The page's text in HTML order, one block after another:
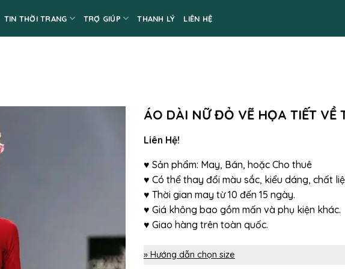
TIN THỜI TRANG TRỢ GIÚP THANH LÝ LIÊN HỆ
ÁO DÀI NỮ ĐỎ VẼ HỌA TIẾT VỀ
Liên Hệ!
♥ Sản phẩm: May, Bán, hoặc Cho thuê
♥ Có thể thay đổi màu sắc, kiểu dáng, chất
♥ Thời gian may từ 10 đến 15 ngày.
♥ Giá không bao gồm mấn và phụ kiện khác.
♥ Giao hàng trên toàn quốc.
» Hướng dẫn chọn size